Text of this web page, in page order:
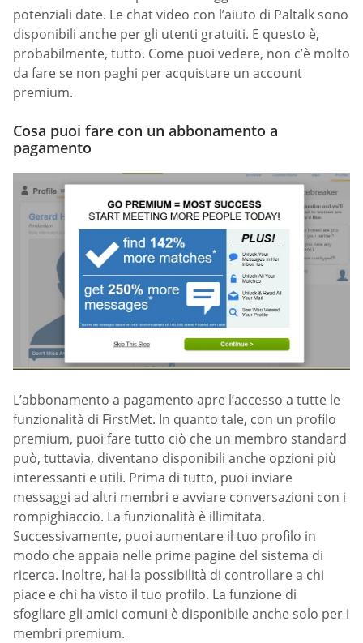
potenziali date. Le chat video con l’aiuto di Paltalk sono
disponibili anche per gli utenti gratuiti. E questo è,
probabilmente, tutto. Come puoi vedere, non c’è molto
da fare se non paghi per acquistare un account
premium.
Cosa puoi fare con un abbonamento a
pagamento
L’abbonamento a pagamento apre l’accesso a tutte le
funzionalità di FirstMet. In quanto tale, con un profilo
premium, puoi fare tutto ciò che un membro standard
può, tuttavia, diventano disponibili anche opzioni più
interessanti e utili. Prima di tutto, puoi inviare
messaggi ad altri membri e avviare conversazioni con i
rompighiaccio. La funzionalità è illimitata.
Successivamente, puoi aumentare il tuo profilo in
modo che appaia nelle prime pagine del sistema di
ricerca. Inoltre, hai la possibilità di controllare a chi
piace e chi ha visto il tuo profilo. La funzione di
sfogliare gli amici comuni è disponibile anche solo per i
membri premium.